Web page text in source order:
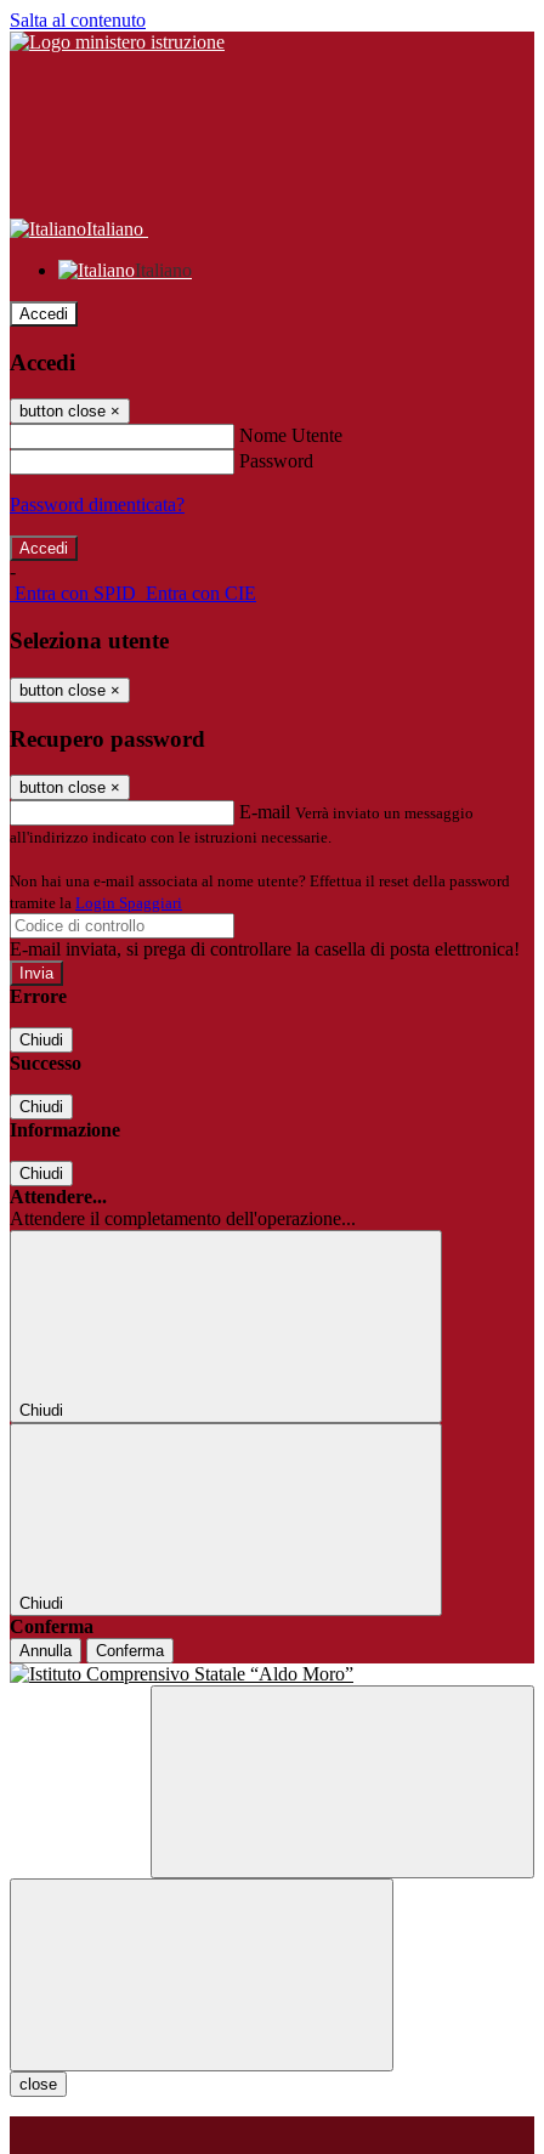
Salta al contenuto
Italiano
Italiano
Accedi
Accedi
button close ×
Nome Utente
Password
Password dimenticata?
-
Entra con SPID Entra con CIE
Seleziona utente
button close ×
Recupero password
button close ×
E-mail Verrà inviato un messaggio
all'indirizzo indicato con le istruzioni necessarie.
Non hai una e-mail associata al nome utente? Effettua il reset della password
tramite la Login Spaggiari
E-mail inviata, si prega di controllare la casella di posta elettronica!
Errore
Chiudi
Successo
Chiudi
Informazione
Chiudi
Attendere...
Attendere il completamento dell'operazione...
Chiudi
Chiudi
Conferma
Annulla Conferma
close